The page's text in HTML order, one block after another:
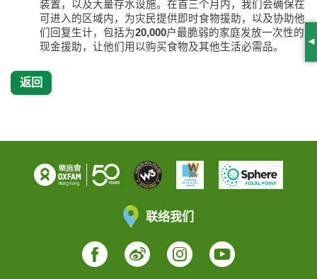
装置，以及大量存水设施。在首三个月内，我们会确保在
可进入的区域内，为灾民提供即时食物援助，以及协助他
们回复生计，包括为20,000户最脆弱的家庭发放一次性的
现金援助，让他们用以购买食物及其他生活必需品。
返回
联络我们